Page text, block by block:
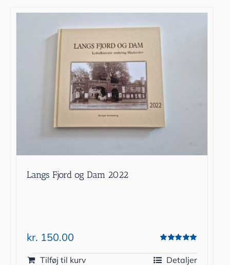
Langs Fjord og Dam 2022
5.00
ud af 5
kr. 150.00
Tilføj til kurv Detaljer